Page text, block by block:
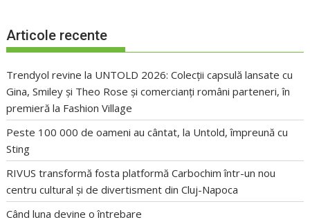
Articole recente
Trendyol revine la UNTOLD 2026: Colecții capsulă lansate cu
Gina, Smiley și Theo Rose și comercianți români parteneri, în
premieră la Fashion Village
Peste 100 000 de oameni au cântat, la Untold, împreună cu
Sting
RIVUS transformă fosta platformă Carbochim într-un nou
centru cultural și de divertisment din Cluj-Napoca
Când luna devine o întrebare